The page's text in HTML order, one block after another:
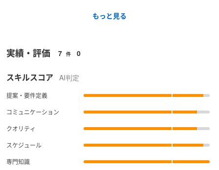
■ お役にたてそうと思うご相談分野
いての疑問点がございましたら、お気軽にご相談ください。
企業の合併・買収（M&A）や株式上場（IPO)を目指す際に
必要となる、アーリーベンチャー企業の経理・財務全般の管
ます。また、企業の合併・買収（M&A）や株式上場を目指さ
ない場合においても、企業の経理・財務全般の基盤を固める
ことにより、企業価値向上に繋がることも想定されますの
で、お困りのことがございましたらお気軽にご相談くださ
みっとった実現可能性が高い事業計画を作成
■ お役にたてそうと思うご相談分野
載サポートが必要の場合には、お気軽にご相談ください。
上場会社及び上場準備会社における社外監査役業務実績
社外監査役としての年間を通しての監査役監査業務を、上
■ 業界構造（トレンド/主要プレイヤー/バリューチェーン等）
の知見の有無
及び監査役監査の実施の仕方及び課題の発見及び改善方法の
ご提案。
■ お役にたてそうと思うご相談分野
の役割、選任方法等、ご不明な事がございましたら、お気軽
制度構築及び連結決算制度の構築支援
上場準備に際し、原価計算制度及び連結決算制度を導入し
ました。
■ そのときの課題、その課題をどう乗り越えたか
入を支援しました。
株式上場（IPO)を目指す際に必要となる、原価計算制度及
び連結決算制度導入支援についてご協力できるものと考えて
おります。また、株式上場を目指さない場合においても企業
の正確な業績管理のため、原価計算制度及び連結決算制度導
もっと見る
実績・評価 7 件 0
スキルスコア AI判定
提案・要件定義
コミュニケーション
クオリティ
スケジュール
専門知識